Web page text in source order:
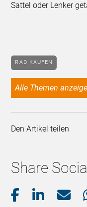
Sattel oder Lenker
RAD KAUFEN
alle Themen
Den Artikel teilen
Share